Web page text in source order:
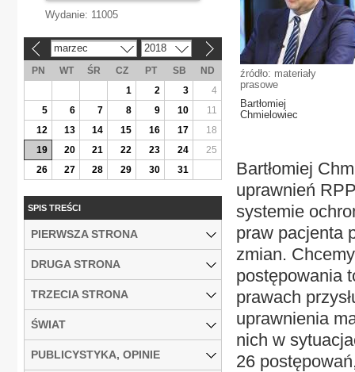
źródło: materiały
prasowe
Bartłomiej
Chmielowiec
Bartłomiej
uprawnień
systemie
praw pacjenta
zmian.
postępowania
prawach
uprawnienia
nich w
26
Wydanie: 11005
marzec 2018
PN WT ŚR CZ PT SB
ND
1
2 3
4
5
6 7 8 9 10
11
12
13 14 15 16 17
18
19
20 21 22 23 24
25
26
27 28 29 30 31
SPIS TREŚCI
PIERWSZA STRONA
DRUGA STRONA
TRZECIA STRONA
ŚWIAT
PUBLICYSTYKA, OPINIE